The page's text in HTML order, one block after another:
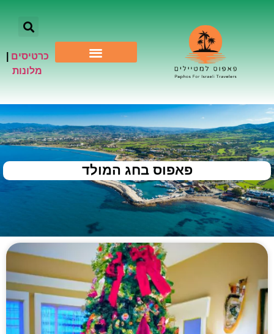
כרטיסים
מלונות
פאפוס בחג המולד